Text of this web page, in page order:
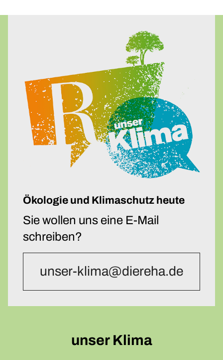
Ökologie und Klimaschutz heute
Sie wollen uns eine E-Mail
schreiben?
unser-klima@diereha.de
unser Klima